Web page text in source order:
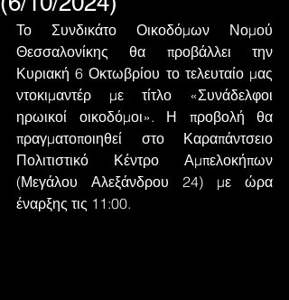
Το Συνδικάτο Οικοδόμων Νομού
Θεσσαλονίκης θα προβάλλει την
Κυριακή 6 Οκτωβρίου το τελευταίο μας
ντοκιμαντέρ με τίτλο «Συνάδελφοι
ηρωικοί οικοδόμοι». Η προβολή θα
πραγματοποιηθεί στο Καραπάντσειο
Πολιτιστικό Κέντρο Αμπελοκήπων
(Μεγάλου Αλεξάνδρου 24) με ώρα
έναρξης τις 11:00.